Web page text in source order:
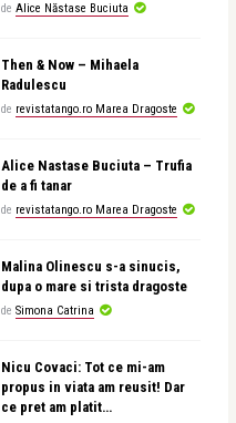
de Alice Năstase Buciuta
Then & Now – Mihaela
Radulescu
de revistatango.ro Marea Dragoste
Alice Nastase Buciuta – Trufia
de a fi tanar
de revistatango.ro Marea Dragoste
Malina Olinescu s-a sinucis,
dupa o mare si trista dragoste
de Simona Catrina
Nicu Covaci: Tot ce mi-am
propus in viata am reusit! Dar
ce pret am platit…